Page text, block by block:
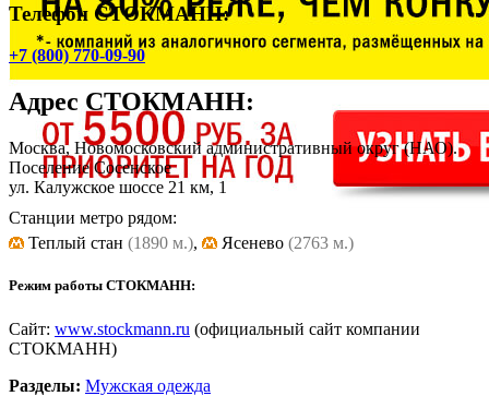
Телефон СТОКМАНН:
+7 (800) 770-09-90
Адрес СТОКМАНН:
Москва, Новомосковский административный округ (НАО).
Поселение Сосенское
ул. Калужское шоссе 21 км, 1
Станции метро рядом:
Теплый стан (1890 м.), Ясенево (2763 м.)
Режим работы СТОКМАНН:
Сайт: www.stockmann.ru (официальный сайт компании
СТОКМАНН)
Разделы: Мужская одежда